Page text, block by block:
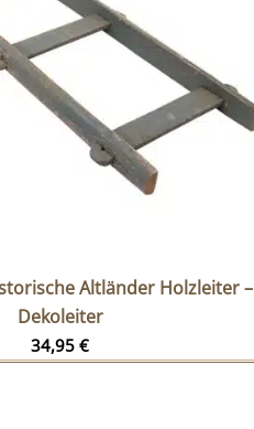
Altländer Holzleiter –
Dekoleiter
34,95€